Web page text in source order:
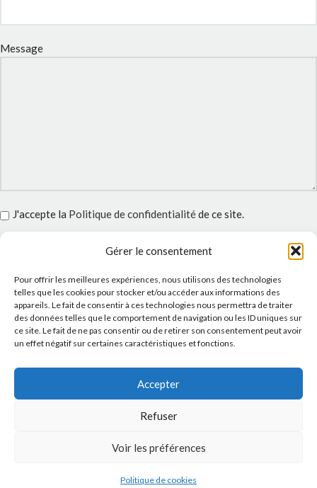
Gérer le consentement
Pour offrir les meilleures expériences, nous utilisons des technologies
telles que les cookies pour stocker et/ou accéder aux informations des
appareils. Le fait de consentir à ces technologies nous permettra de traiter
des données telles que le comportement de navigation ou les ID uniques sur
ce site. Le fait de ne pas consentir ou de retirer son consentement peut avoir
un effet négatif sur certaines caractéristiques et fonctions.
Accepter
Refuser
Voir les préférences
Politique de cookies
Message
J'accepte la Politique de confidentialitéde ce site.
INSTAGRAM